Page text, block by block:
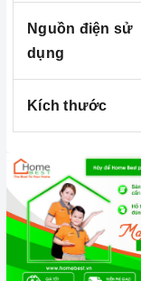
Nguồn điện sử
dụng
Kích thước